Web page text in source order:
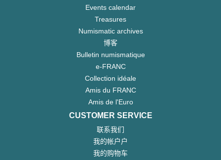
Events calendar
Treasures
Numismatic archives
博客
Bulletin numismatique
e-FRANC
Collection idéale
Amis du FRANC
Amis de l'Euro
CUSTOMER SERVICE
联系我们
我的帐户户
我的购物车